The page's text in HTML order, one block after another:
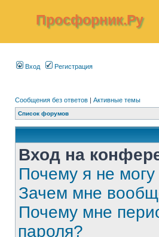
Просфорник.Ру
Вход Регистрация
Сообщения без ответов | Активные темы
Список форумов
Вход на
Почему я не могу
Зачем мне
Почему мне
пароля?